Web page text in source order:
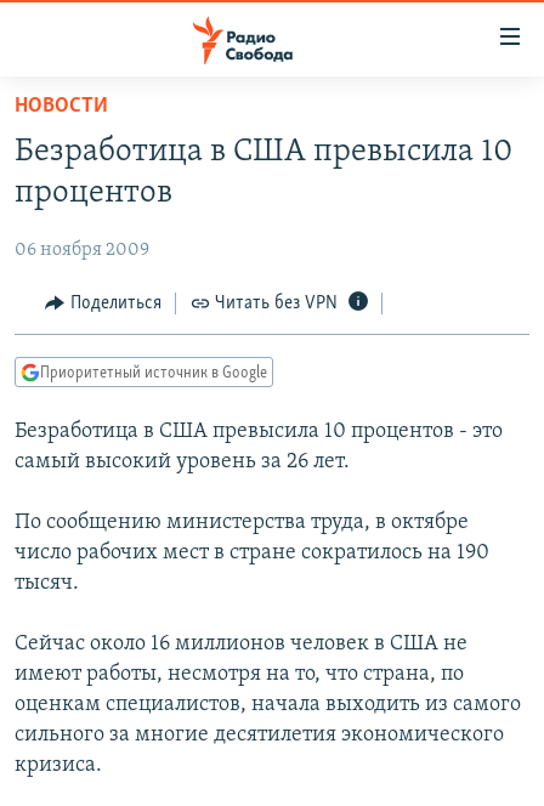
упрощенного
доступа
основному
Вернутся
главной
навигации
Вернутся
ПРОГРАММЫ
ПОДКАСТЫ
АВТОРСКИЕ ПРОЕКТЫ
ЦИТАТЫ СВОБОДЫ
МНЕНИЯ
IDEL.РЕАЛИИ
КАВКАЗ.РЕАЛИИ
СИБИРЬ.РЕАЛИИ
РАСПИСАНИЕ ВЕЩАНИЯ
СОЦИАЛЬНЫЕ СЕТИ
НОВОСТИ
Безработица в США превысила 10
процентов
06 ноября 2009
Поделиться Читать без VPN
Приоритетный источник в Google
Безработица в США превысила 10 процентов - это
самый высокий уровень за 26 лет.
По сообщению министерства труда, в октябре
число рабочих мест в стране сократилось на 190
тысяч.
Сейчас около 16 миллионов человек в США не
имеют работы, несмотря на то, что страна, по
оценкам специалистов, начала выходить из самого
сильного за многие десятилетия экономического
кризиса.